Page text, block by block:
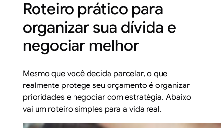
Roteiro prático para
organizar sua dívida e
negociar melhor
Mesmo que você decida parcelar, o que
realmente protege seu orçamento é organizar
prioridades e negociar com estratégia. Abaixo
vai um roteiro simples para a vida real.